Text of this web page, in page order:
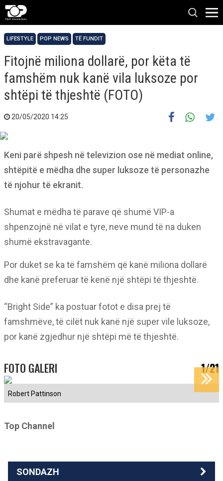
LIFESTYLE POP NEWS TË FUNDIT
Fitojnë miliona dollarë, por këta të
famshëm nuk kanë vila luksoze por
shtëpi të thjeshtë (FOTO)
20/05/2020 14:25
Keni parë shpesh në televizion ose në mediat online,
shtëpitë e mëdha dhe super luksoze të personazhe
të njohur të ekranit.
Shumat e mëdha të parave që shumë VIP-a
shpenzojnë në vilat e tyre, neve mund të na duken
shumë ekstravagante.
Por duket se ka të famshëm që kanë miliona dollarë
dhe kanë preferuar të kenë një shtëpi të thjeshtë.
“Bright Side” ka postuar fotot e disa prej të
famshmëve, të cilët nuk kanë një super vile luksoze,
por kanë zgjedhur një shtëpi më të thjeshtë.
FOTO GALERI 1/21
Robert Pattinson
Top Channel
SONDAZH